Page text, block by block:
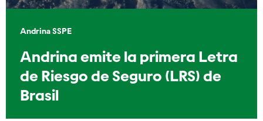
Andrina SSPE
Andrina emite la primera Letra
de Riesgo de Seguro (LRS) de
Brasil